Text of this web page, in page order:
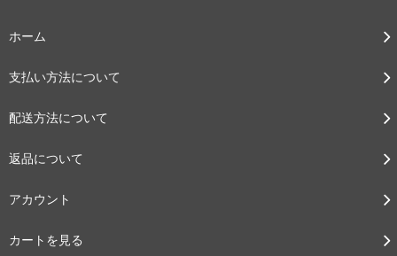
ホーム
支払い方法について
配送方法について
返品について
アカウント
カートを見る